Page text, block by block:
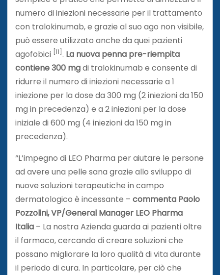
numero di iniezioni necessarie per il trattamento
con tralokinumab, e grazie al suo ago non visibile,
può essere utilizzato anche da quei pazienti
agofobici [11] . La nuova penna pre-riempita
contiene 300 mgdi tralokinumab e consente di
ridurre il numero di iniezioni necessarie a 1
iniezione per la dose da 300 mg (2 iniezioni da 150
mg in precedenza) e a 2 iniezioni per la dose
iniziale di 600 mg (4 iniezioni da 150 mg in
precedenza).
“L’impegno di LEO Pharma per aiutare le persone
ad avere una pelle sana grazie allo sviluppo di
nuove soluzioni terapeutiche in campo
dermatologico è incessante – commenta Paolo
Pozzolini, VP/General Manager LEO Pharma
Italia – La nostra Azienda guarda ai pazienti oltre
il farmaco, cercando di creare soluzioni che
possano migliorare la loro qualità di vita durante
il periodo di cura. In particolare, per ciò che